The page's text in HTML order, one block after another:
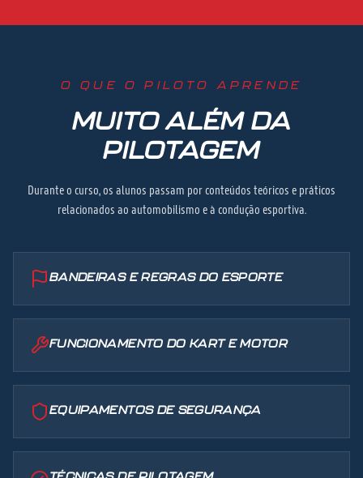
O QUE O PILOTO APRENDE
MUITO ALÉM DA
PILOTAGEM
Durante o curso, os alunos passam por conteúdos teóricos e práticos
relacionados ao automobilismo e à condução esportiva.
BANDEIRAS E REGRAS DO ESPORTE
FUNCIONAMENTO DO KART E MOTOR
EQUIPAMENTOS DE SEGURANÇA